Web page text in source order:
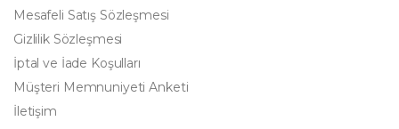
Mesafeli Satış Sözleşmesi
Gizlilik Sözleşmesi
İptal ve İade Koşulları
Müşteri Memnuniyeti Anketi
İletişim